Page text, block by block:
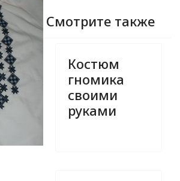
Смотрите также
Костюм
гномика
своими
руками